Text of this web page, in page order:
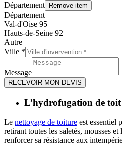
Département Remove item
Département
Val-d'Oise 95
Hauts-de-Seine 92
Autre
Ville *
Message
RECEVOIR MON DEVIS
L’hydrofugation de
Le nettoyage de toiture est essentiel
retirant toutes les saletés, mousses
renforcer sa résistance aux